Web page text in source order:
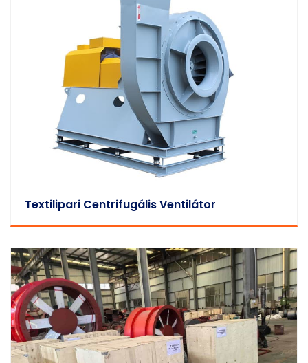
Textilipari Centrifugális Ventilátor